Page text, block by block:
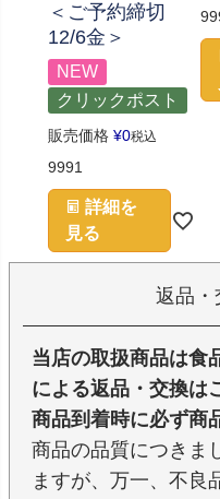
＜ご予約締切
12/6金＞
NEW
クリックポスト
販売価格 ¥0税込
9991
詳細を
見る
返品・
当店の取扱商品は食
による返品・交換は
商品到着時に必ず商
商品の品質につきま
ますが、万一、不良